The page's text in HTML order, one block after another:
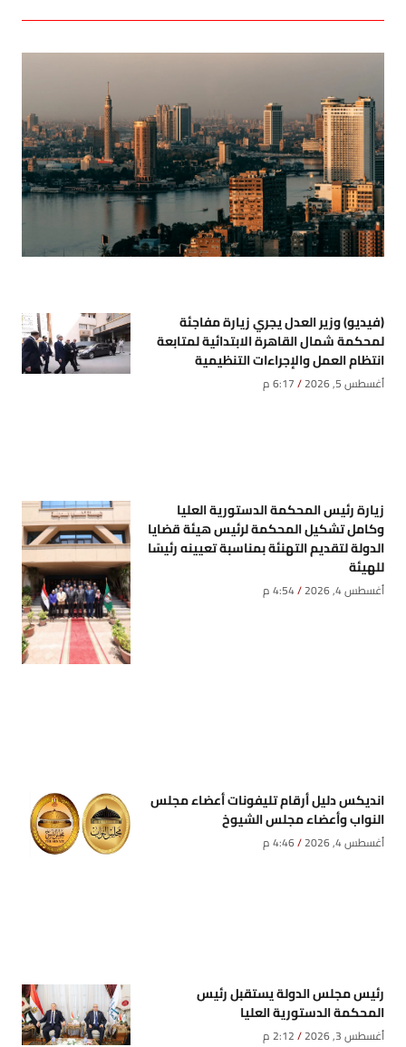
(فيديو) وزير العدل يجري زيارة مفاجئة
لمحكمة شمال القاهرة الابتدائية لمتابعة
انتظام العمل والإجراءات التنظيمية
أغسطس 5, 2026
زيارة رئيس المحكمة الدستورية العليا
وكامل تشكيل المحكمة لرئيس هيئة قضايا
الدولة لتقديم التهنئة بمناسبة تعيينه رئيسًا
للهيئة
أغسطس 4, 2026
انديكس دليل أرقام تليفونات أعضاء مجلس
النواب وأعضاء مجلس الشيوخ
أغسطس 4, 2026
رئيس مجلس الدولة يستقبل رئيس
المحكمة الدستورية العليا
أغسطس 3, 2026